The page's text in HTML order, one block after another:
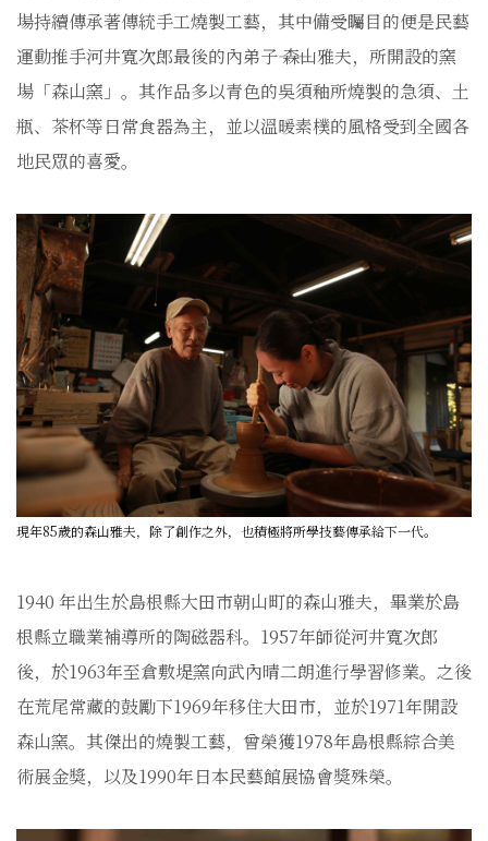
場持續傳承著傳統手工燒製工藝，其中備受矚目的便是民藝
運動推手河井寬次郎最後的內弟子―― 森山雅夫，所開設的窯
場「森山窯」。其作品多以青色的吳須釉所燒製的急須、土
瓶、茶杯等日常食器為主，並以溫暖素樸的風格受到全國各
地民眾的喜愛。
現年85歲的森山雅夫，除了創作之外，也積極將所學技藝傳承給下一代。
1940 年出生於島根縣大田市朝山町的森山雅夫，畢業於島
根縣立職業補導所的陶磁器科。1957年師從河井寬次郎
後，於1963年至倉敷堤窯向武內晴二朗進行學習修業。之後
在荒尾常藏的鼓勵下1969年移住大田市，並於1971年開設
森山窯。其傑出的燒製工藝，曾榮獲1978年島根縣綜合美
術展金獎，以及1990年日本民藝館展協會獎殊榮。